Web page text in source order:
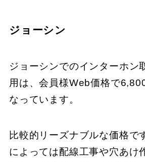
ジョーシン
ジョーシンでのインターホン
用は、会員様Web価格で
なっています。
比較的リーズナブルな価格で
によっては配線工事や穴あけ